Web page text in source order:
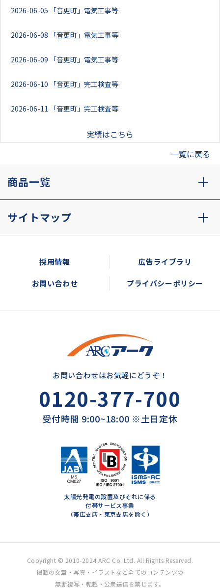
2026-06-05 「音更町」電気工事等
2026-06-08 「音更町」電気工事等
2026-06-09 「音更町」電気工事等
2026-06-10 「音更町」完工検査等
2026-06-11 「音更町」完工検査等
実績はこちら
一覧に戻る
商品一覧
サイトマップ
採用情報 広告ライブラリ
お問い合わせ プライバシーポリシー
お問い合わせはお気軽にどうぞ！
0120-377-700
受付時間 9:00~18:00 ※土日定休
太陽光発電の設置及びそれに係る
付帯サービス事業
（帯広支店・東京支店を除く）
Copyright © 2010-2024 ARC Co. Ltd. All Rights Reserved.
掲載の文章・写真・イラストなど全てのコンテンツの
無断複写・転載・公衆送信を禁じます。